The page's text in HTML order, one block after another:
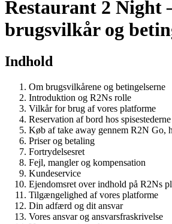
Restaurant 2 Night
brugsvilkår og
Indhold
Om brugsvilkårene og betingelserne
Introduktion og R2Ns rolle
Vilkår for brug af vores platforme
Reservation af bord hos spisestederne
Køb af take away gennem R2N Go,
Priser og betaling
Fortrydelsesret
Fejl, mangler og kompensation
Kundeservice
Ejendomsret over indhold på R2Ns
Tilgængelighed af vores platforme
Din adfærd og dit ansvar
Vores ansvar og ansvarsfraskrivelse